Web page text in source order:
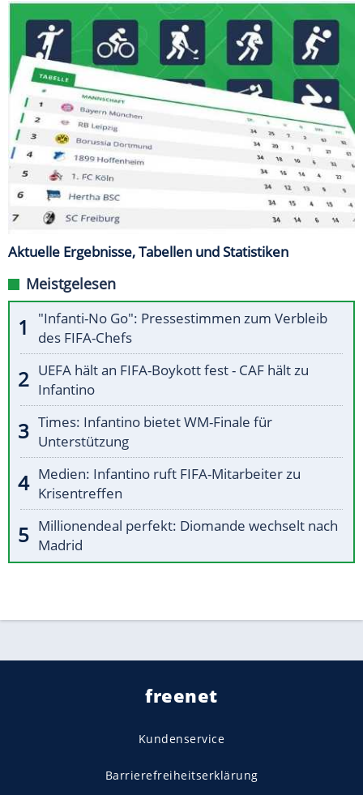
Aktuelle Ergebnisse, Tabellen und Statistiken
Meistgelesen
"Infanti-No Go": Pressestimmen zum Verbleib
des FIFA-Chefs
UEFA hält an FIFA-Boykott fest - CAF hält zu
Infantino
Times: Infantino bietet WM-Finale für
Unterstützung
Medien: Infantino ruft FIFA-Mitarbeiter zu
Krisentreffen
Millionendeal perfekt: Diomande wechselt nach
Madrid
freenet
Kundenservice
Barrierefreiheitserklärung